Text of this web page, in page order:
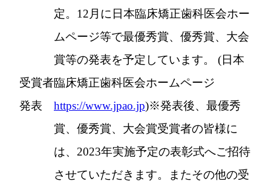
受賞者
発表
定。12月に日本臨床矯正歯科医会ホー
ムページ等で最優秀賞、優秀賞、大会
賞等の発表を予定しています。 (日本
臨床矯正歯科医会ホームページ
https://www.jpao.jp)※発表後、最優秀
賞、優秀賞、大会賞受賞者の皆様に
は、2023年実施予定の表彰式へご招待
させていただきます。またその他の受